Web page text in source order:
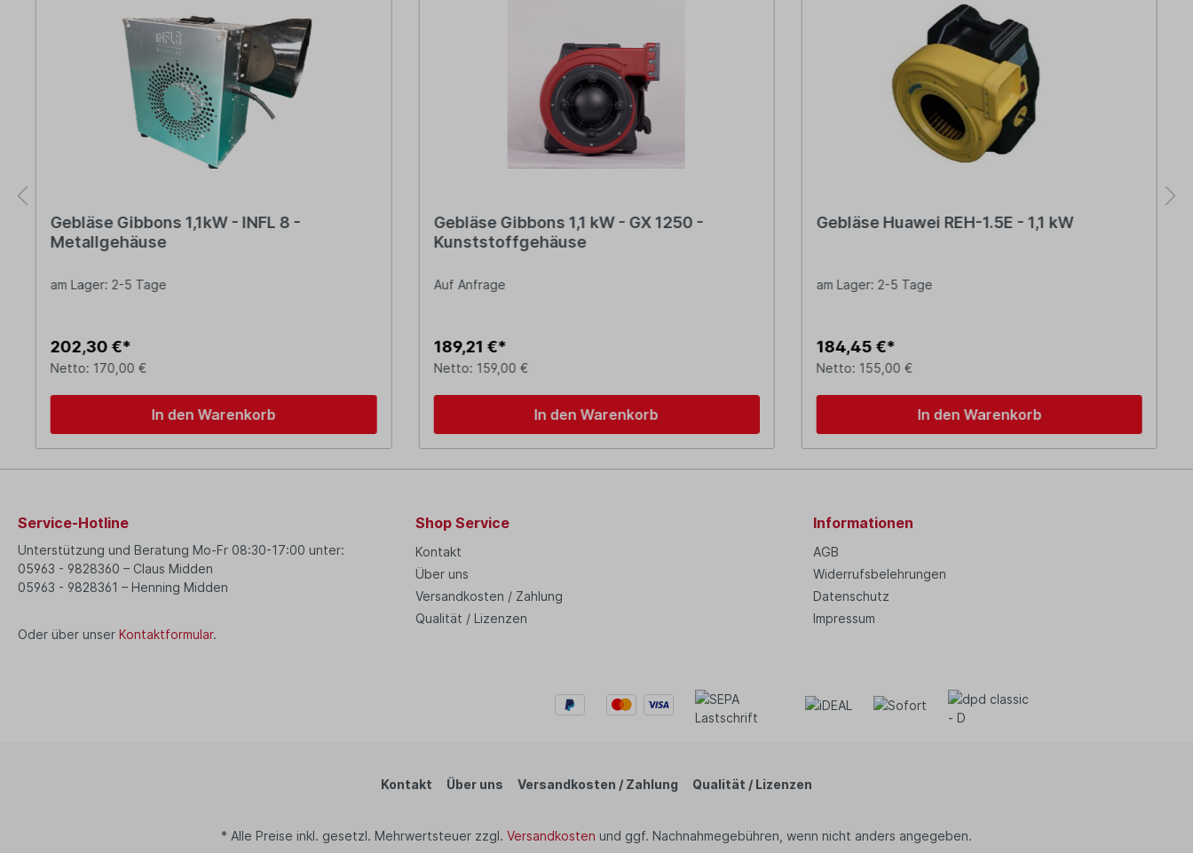
Gebläse Gibbons 1,1kW - INFL 8 -
Metallgehäuse
am Lager: 2-5 Tage
202,30 €*
Netto: 170,00 €
In den Warenkorb
Gebläse Gibbons 1,1 kW - GX 1250 -
Kunststoffgehäuse
Auf Anfrage
189,21 €*
Netto: 159,00 €
In den Warenkorb
Gebläse Huawei REH-1.5E - 1,1 kW
am Lager: 2-5 Tage
184,45 €*
Netto: 155,00 €
In den Warenkorb
Service-Hotline
Unterstützung und Beratung Mo-Fr 08:30-17:00 unter:
05963 - 9828360 – Claus Midden
05963 - 9828361 – Henning Midden
Oder über unser Kontaktformular.
Shop Service
Kontakt
Über uns
Versandkosten / Zahlung
Qualität / Lizenzen
Informationen
AGB
Widerrufsbelehrungen
Datenschutz
Impressum
Kontakt Über uns Versandkosten / Zahlung Qualität / Lizenzen
* Alle Preise inkl. gesetzl. Mehrwertsteuer zzgl. Versandkosten und ggf. Nachnahmegebühren, wenn nicht anders angegeben.